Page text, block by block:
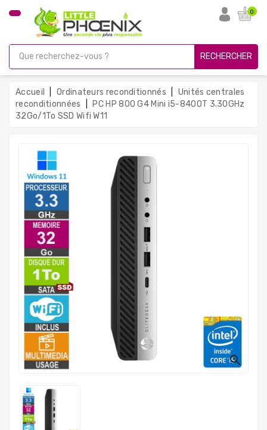
CATÉGORIE
Gamer
Unités
Centrales
Reconditionnées
Ordinateurs
Portables
Mesure
Tout-
Mémoires
RAM
0
RECHERCHER
Accueil Ordinateurs reconditionnés
Unités centrales
reconditionnées
PC HP 800 G4 Mini i5-8400T 3.30GHz
32Go/1To SSD Wifi W11
